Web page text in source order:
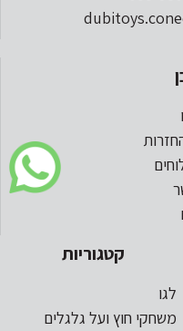
קטגוריות
לגו
משחקי חוץ ועל גלגלים